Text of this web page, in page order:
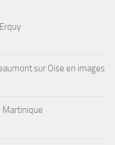
sur Oise en images
Martinique